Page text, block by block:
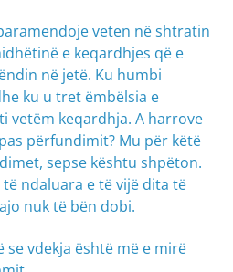
veten në shtratin
e keqardhjes që e
në jetë. Ku humbi
ku u tret ëmbëlsia e
vetëm keqardhja. A harrove
përfundimit? Mu për këtë
sepse kështu shpëton.
ndaluara e të vijë dita të
nuk të bën dobi.
se vdekja është më e mirë